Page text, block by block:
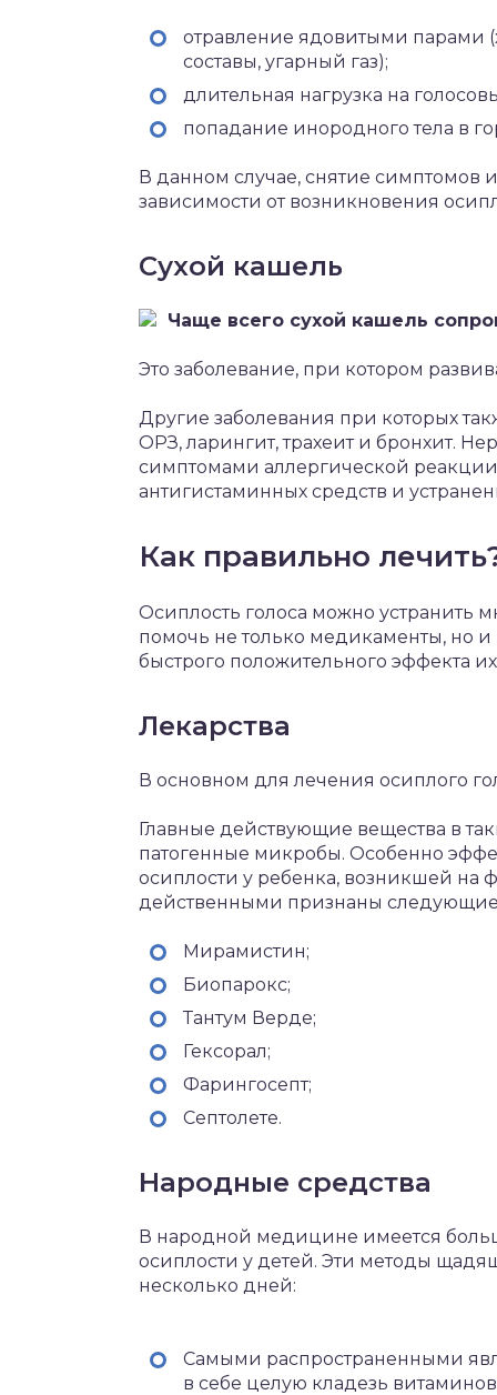
отравление ядовитыми парами
составы, угарный газ);
длительная нагрузка на
попадание инородного тела в
В данном случае, снятие симптомов
зависимости от возникновения
Сухой кашель
Чаще всего сухой кашель
Это заболевание, при котором
Другие заболевания при которых
ОРЗ, ларингит, трахеит и бронхит.
симптомами аллергической
антигистаминных средств и
Как правильно
Осиплость голоса можно устранить
помочь не только медикаменты, но
быстрого положительного эффекта
Лекарства
В основном для лечения осиплого
Главные действующие вещества в
патогенные микробы. Особенно
осиплости у ребенка, возникшей
действенными признаны
Мирамистин;
Биопарокс;
Тантум Верде;
Гексорал;
Фарингосепт;
Септолете.
Народные средства
В народной медицине имеется
осиплости у детей. Эти методы
несколько дней:
Самыми распространенными
в себе целую кладезь